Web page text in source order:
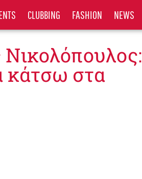
CLUBBING FASHION NEWS
Νικολόπουλος:
κάτσω στα